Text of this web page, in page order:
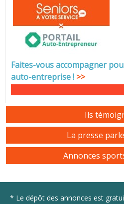
Faites-vous accompagner
auto-entreprise! >>
Ils
La presse
Annonces
* Le dépôt des annonces est